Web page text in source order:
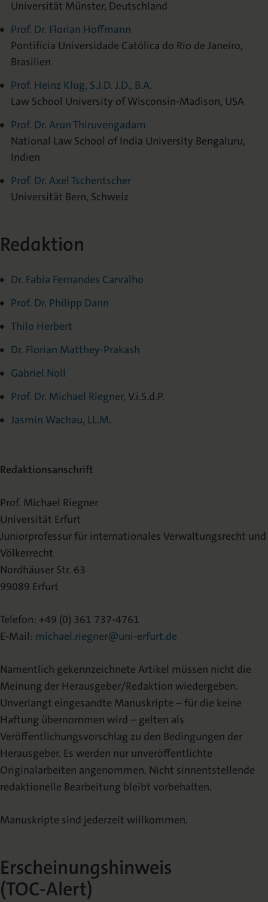
Universität Münster, Deutschland
Prof. Dr. Florian Hoffmann
Pontifícia Universidade Católica do Rio de Janeiro,
Brasilien
Prof. Heinz Klug, S.J.D. J.D., B.A.
Law School University of Wisconsin-Madison, USA
Prof. Dr. Arun Thiruvengadam
National Law School of India University Bengaluru,
Indien
Prof. Dr. Axel Tschentscher
Universität Bern, Schweiz
Redaktion
Dr. Fabia Fernandes Carvalho
Prof. Dr. Philipp Dann
Thilo Herbert
Dr. Florian Matthey-Prakash
Gabriel Noll
Prof. Dr. Michael Riegner, V.i.S.d.P.
Jasmin Wachau, LL.M.
Redaktionsanschrift
Prof. Michael Riegner
Universität Erfurt
Juniorprofessur für internationales Verwaltungsrecht und
Völkerrecht
Nordhäuser Str. 63
99089 Erfurt
Telefon: +49 (0) 361 737-4761
E-Mail: michael.riegner@uni-erfurt.de
Namentlich gekennzeichnete Artikel müssen nicht die
Meinung der Herausgeber/Redaktion wiedergeben.
Unverlangt eingesandte Manuskripte – für die keine
Haftung übernommen wird – gelten als
Veröffentlichungsvorschlag zu den Bedingungen der
Herausgeber. Es werden nur unveröffentlichte
Originalarbeiten angenommen. Nicht sinnentstellende
redaktionelle Bearbeitung bleibt vorbehalten.
Manuskripte sind jederzeit willkommen.
Erscheinungshinweis
(TOC-Alert)